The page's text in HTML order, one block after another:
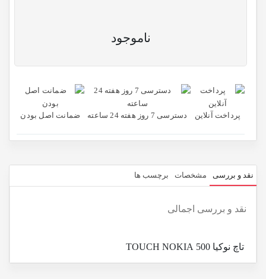
ناموجود
پرداخت آنلاین دسترسی 7 روز هفته 24 ساعته ضمانت اصل بودن
نقد و بررسی مشخصات برچسب ها
نقد و بررسی اجمالی
تاچ نوکیا 500 TOUCH NOKIA